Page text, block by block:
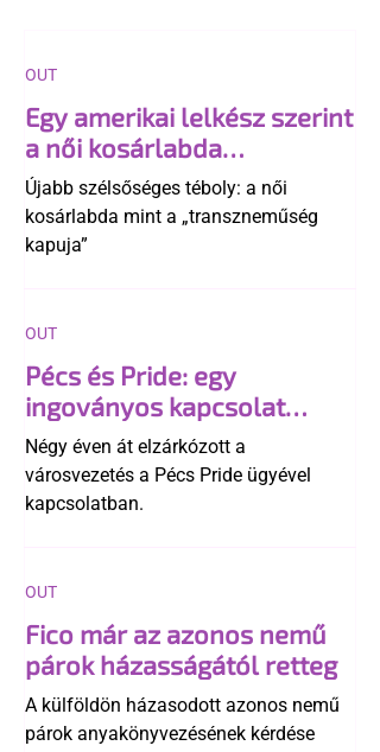
Egy amerikai lelkész szerint
a női kosárlabda
transzneműséghez vezet
Újabb szélsőséges téboly: a női
kosárlabda mint a „transzneműség
kapuja”
OUT
Pécs és Pride: egy
ingoványos kapcsolat
története
Négy éven át elzárkózott a
városvezetés a Pécs Pride ügyével
kapcsolatban.
OUT
Fico már az azonos nemű
párok házasságától retteg
A külföldön házasodott azonos nemű
párok anyakönyvezésének kérdése
OUT